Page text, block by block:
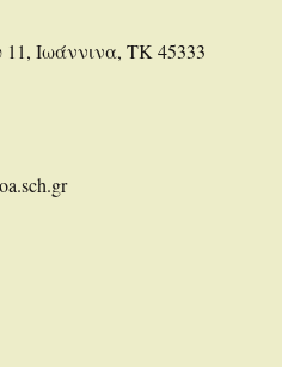
Ιωάννινα, ΤΚ 45333